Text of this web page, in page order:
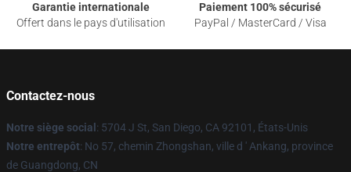
Garantie internationale
Offert dans le pays d'utilisation
Paiement 100% sécurisé
PayPal / MasterCard / Visa
Contactez-nous
Notre siège social : 5704 J St, San Diego, CA 92101, États-Unis
Notre entrepôt: No 57, chemin Zhongshan, ville d ' Ankang, province
de Guangdong, CN